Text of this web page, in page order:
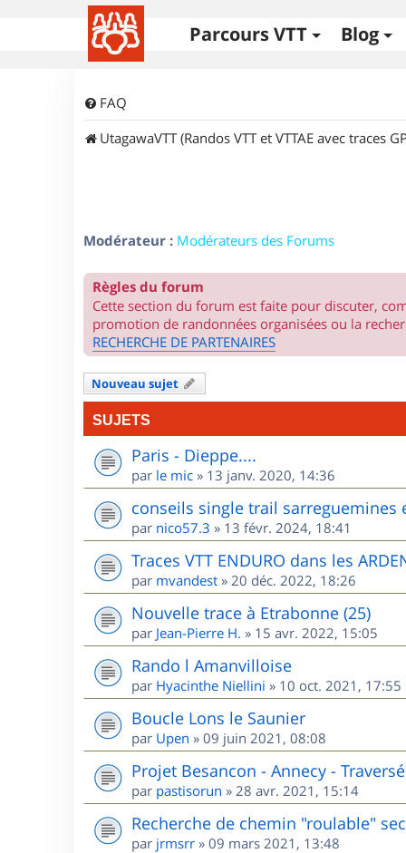
Parcours VTT Blog
FAQ
UtagawaVTT (Randos VTT et VTTAE avec traces
Modérateur : Modérateurs des Forums
Règles du forum
Cette section du forum est faite pour discuter,
promotion de randonnées organisées ou la
RECHERCHE DE PARTENAIRES
Nouveau sujet
SUJETS
Paris - Dieppe....
par le mic » 13 janv. 2020, 14:36
conseils single trail sarreguemines
par nico57.3 » 13 févr. 2024, 18:41
Traces VTT ENDURO dans les
par mvandest » 20 déc. 2022, 18:26
Nouvelle trace à Etrabonne (25)
par Jean-Pierre H. » 15 avr. 2022, 15:05
Rando l Amanvilloise
par Hyacinthe Niellini » 10 oct. 2021, 17:55
Boucle Lons le Saunier
par Upen » 09 juin 2021, 08:08
Projet Besancon - Annecy -
par pastisorun » 28 avr. 2021, 15:14
Recherche de chemin "roulable"
par jrmsrr » 09 mars 2021, 13:48